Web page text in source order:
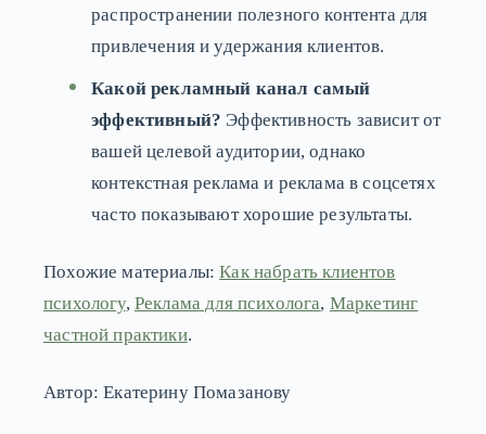
распространении полезного контента для
привлечения и удержания клиентов.
Какой рекламный канал самый
эффективный? Эффективность зависит от
вашей целевой аудитории, однако
контекстная реклама и реклама в соцсетях
часто показывают хорошие результаты.
Похожие материалы:Как набрать клиентов
психологу, Реклама для психолога, Маркетинг
частной практики.
Автор: Екатерину Помазанову